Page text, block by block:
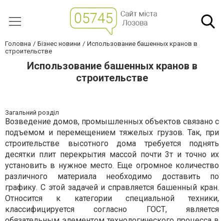
Головна Бізнес новини
Использование башенных кранов в
строительстве
Использование башенных кранов в
строительстве
Загальний розділ
Возведение домов, промышленных объектов связано с
подъемом и перемещением тяжелых грузов. Так, при
строительстве высотного дома требуется поднять
десятки плит перекрытия массой почти 3т и точно их
установить в нужное место. Еще огромное количество
различного материала необходимо доставить по
графику. С этой задачей и справляется башенный кран.
Относится к категории специальной техники,
классифицируется согласно ГОСТ, является